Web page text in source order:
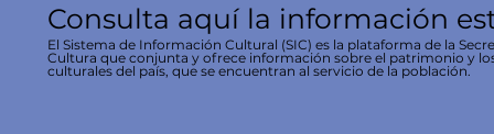
Consulta aquí la información
El Sistema de Información Cultural (SIC) es la plataforma de la
Cultura que conjunta y ofrece información sobre el patrimonio y
culturales del país, que se encuentran al servicio de la población.